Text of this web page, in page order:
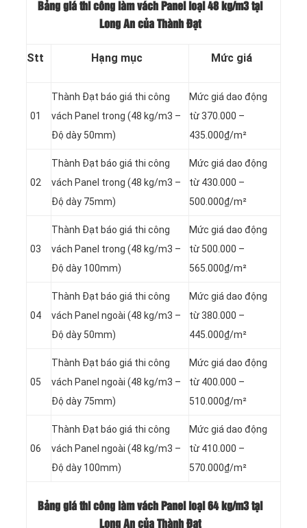
Bảng giá thi công làm vách Panel loại 48 kg/m3 tại
Long An của Thành Đạt
Stt Hạng mục Mức giá
01
Thành Đạt báo giá thi công
vách Panel trong (48 kg/m3 –
Độ dày 50mm)
Mức giá dao động
từ 370.000 –
435.000₫/m²
02
Thành Đạt báo giá thi công
vách Panel trong (48 kg/m3 –
Độ dày 75mm)
Mức giá dao động
từ 430.000 –
500.000₫/m²
03
Thành Đạt báo giá thi công
vách Panel trong (48 kg/m3 –
Độ dày 100mm)
Mức giá dao động
từ 500.000 –
565.000₫/m²
04
Thành Đạt báo giá thi công
vách Panel ngoài (48 kg/m3 –
Độ dày 50mm)
Mức giá dao động
từ 380.000 –
445.000₫/m²
05
Thành Đạt báo giá thi công
vách Panel ngoài (48 kg/m3 –
Độ dày 75mm)
Mức giá dao động
từ 400.000 –
510.000₫/m²
06
Thành Đạt báo giá thi công
vách Panel ngoài (48 kg/m3 –
Độ dày 100mm)
Mức giá dao động
từ 410.000 –
570.000₫/m²
Bảng giá thi công làm vách Panel loại 64 kg/m3 tại
Long An của Thành Đạt